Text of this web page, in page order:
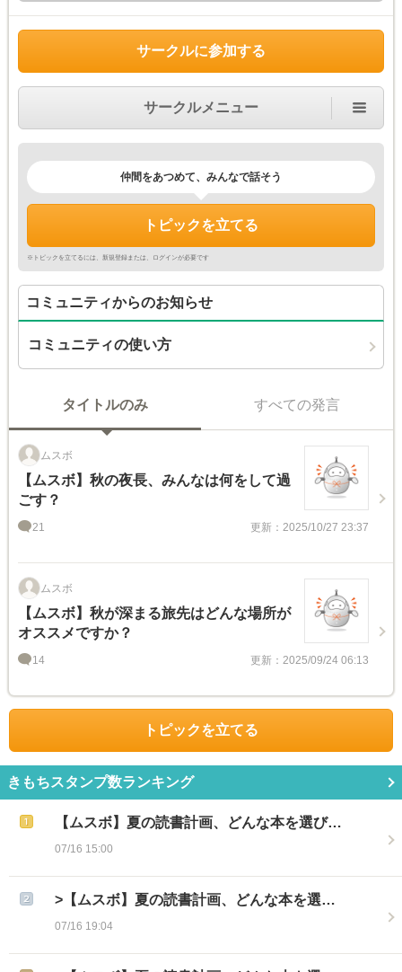
サークルに参加する
サークルメニュー
仲間をあつめて、みんなで話そう
トピックを立てる
※トピックを立てるには、新規登録または、ログインが必要です
コミュニティからのお知らせ
コミュニティの使い方
タイトルのみ すべての発言
ムスボ
【ムスボ】秋の夜長、みんなは何をして過
ごす？
21 更新：2025/10/27 23:37
ムスボ
【ムスボ】秋が深まる旅先はどんな場所が
オススメですか？
14 更新：2025/09/24 06:13
トピックを立てる
きもちスタンプ数ランキング
【ムスボ】夏の読書計画、どんな本を選び…
07/16 15:00
>【ムスボ】夏の読書計画、どんな本を選…
07/16 19:04